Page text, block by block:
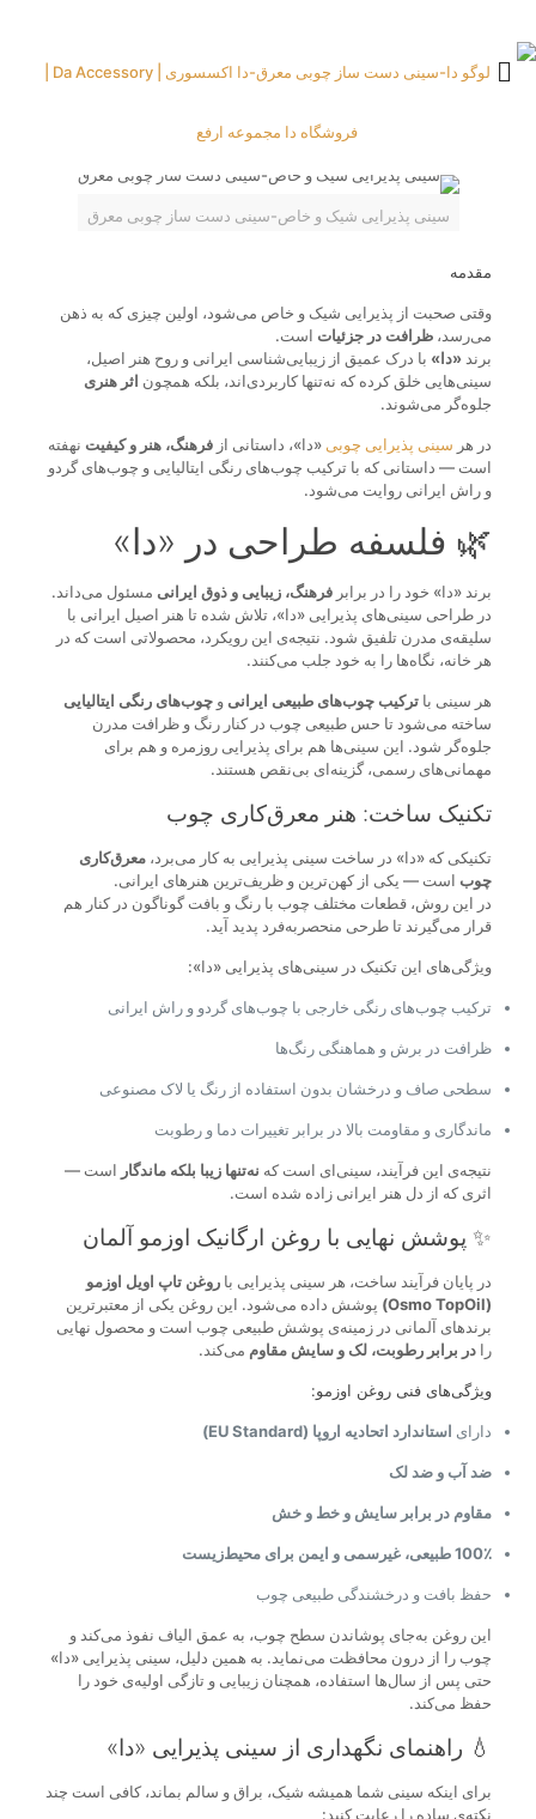
سینی پذیرایی شیک و خاص-سینی دست ساز چوبی معرق
مقدمه
وقتی صحبت از پذیرایی شیک و خاص می‌شود، اولین چیزی که به ذهن
می‌رسد، ظرافت در جزئیات است.
برند «دا» با درک عمیق از زیبایی‌شناسی ایرانی و روح هنر اصیل،
سینی‌هایی خلق کرده که نه‌تنها کاربردی‌اند، بلکه همچون اثر هنری
جلوه‌گر می‌شوند.
در هر سینی پذیرایی چوبی «دا»، داستانی از فرهنگ، هنر و کیفیت نهفته
است — داستانی که با ترکیب چوب‌های رنگی ایتالیایی و چوب‌های گردو
و راش ایرانی روایت می‌شود.
🌿 فلسفه طراحی در «دا»
برند «دا» خود را در برابر فرهنگ، زیبایی و ذوق ایرانی مسئول می‌داند.
در طراحی سینی‌های پذیرایی «دا»، تلاش شده تا هنر اصیل ایرانی با
سلیقه‌ی مدرن تلفیق شود. نتیجه‌ی این رویکرد، محصولاتی است که در
هر خانه، نگاه‌ها را به خود جلب می‌کنند.
هر سینی با ترکیب چوب‌های طبیعی ایرانی و چوب‌های رنگی ایتالیایی
ساخته می‌شود تا حس طبیعی چوب در کنار رنگ و ظرافت مدرن
جلوه‌گر شود. این سینی‌ها هم برای پذیرایی روزمره و هم برای
مهمانی‌های رسمی، گزینه‌ای بی‌نقص هستند.
تکنیک ساخت: هنر معرق‌کاری چوب
تکنیکی که «دا» در ساخت سینی پذیرایی به کار می‌برد، معرق‌کاری
چوب است — یکی از کهن‌ترین و ظریف‌ترین هنرهای ایرانی.
در این روش، قطعات مختلف چوب با رنگ و بافت گوناگون در کنار هم
قرار می‌گیرند تا طرحی منحصربه‌فرد پدید آید.
ویژگی‌های این تکنیک در سینی‌های پذیرایی «دا»:
ترکیب چوب‌های رنگی خارجی با چوب‌های گردو و راش ایرانی
ظرافت در برش و هماهنگی رنگ‌ها
سطحی صاف و درخشان بدون استفاده از رنگ یا لاک مصنوعی
ماندگاری و مقاومت بالا در برابر تغییرات دما و رطوبت
نتیجه‌ی این فرآیند، سینی‌ای است که نه‌تنها زیبا بلکه ماندگار است —
اثری که از دل هنر ایرانی زاده شده است.
✨ پوشش نهایی با روغن ارگانیک اوزمو آلمان
در پایان فرآیند ساخت، هر سینی پذیرایی با روغن تاپ اویل اوزمو
(Osmo TopOil)
پوشش داده می‌شود. این روغن یکی از معتبرترین
برندهای آلمانی در زمینه‌ی پوشش طبیعی چوب است و محصول نهایی
را در برابر رطوبت، لک و سایش مقاوم می‌کند.
ویژگی‌های فنی روغن اوزمو:
دارای استاندارد اتحادیه اروپا (EU Standard)
ضد آب و ضد لک
مقاوم در برابر سایش و خط و خش
100٪ طبیعی، غیرسمی و ایمن برای محیط‌زیست
حفظ بافت و درخشندگی طبیعی چوب
این روغن به‌جای پوشاندن سطح چوب، به عمق الیاف نفوذ می‌کند و
چوب را از درون محافظت می‌نماید. به همین دلیل، سینی پذیرایی «دا»
حتی پس از سال‌ها استفاده، همچنان زیبایی و تازگی اولیه‌ی خود را
حفظ می‌کند.
💧 راهنمای نگهداری از سینی پذیرایی «دا»
برای اینکه سینی شما همیشه شیک، براق و سالم بماند، کافی است چند
نکته‌ی ساده را رعایت کنید: